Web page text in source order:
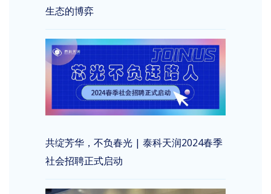
生态的博弈
共绽芳华，不负春光 | 泰科天润2024春季
社会招聘正式启动